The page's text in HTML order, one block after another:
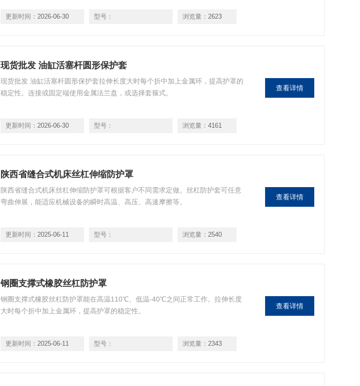
更新时间： 2026-06-30 型号： 浏览量： 2623
现货批发 油缸活塞杆圆形保护套
现货批发 油缸活塞杆圆形保护套拉伸长度大时每个折中加上金属环，提高护罩的
稳定性。连接或固定端使用金属法兰盘，或选择套箍式。
更新时间： 2026-06-30 型号： 浏览量： 4161
查看详情
陕西省缝合式机床丝杠伸缩防护罩
陕西省缝合式机床丝杠伸缩防护罩可根据客户不同需求定做。丝杠防护套可任意
弯曲伸展，能适应机械设备的瞬时高温、高压、高速摩擦等。
更新时间： 2025-06-11 型号： 浏览量： 2540
查看详情
钢圈支撑式橡胶丝杠防护罩
钢圈支撑式橡胶丝杠防护罩能在高温110℃、低温-40℃之间正常工作。拉伸长度
大时每个折中加上金属环，提高护罩的稳定性。
更新时间： 2025-06-11 型号： 浏览量： 2343
查看详情